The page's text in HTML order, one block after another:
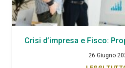
Crisi d’impresa e Fisco:
26 Giugno